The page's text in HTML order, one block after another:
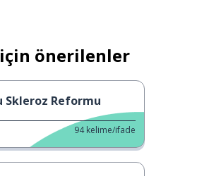
önerilenler
Skleroz Reformu
94 kelime/ifade